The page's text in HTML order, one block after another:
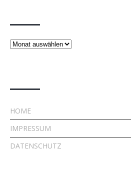
Beiträge
HOME
IMPRESSUM
DATENSCHUTZ